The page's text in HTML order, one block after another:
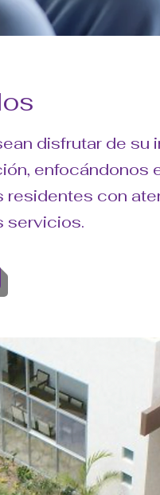
disfrutar de su
enfocándonos
con
servicios.